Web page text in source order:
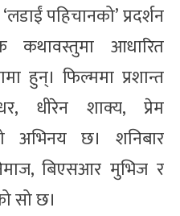
पहिचानको’ प्रदर्शन
कथावस्तुमा आधारित
हुन्। फिल्ममा प्रशान्त
धीरेन शाक्य, प्रेम
अभिनय छ। शनिबार
बिएसआर मुभिज र
सो छ।